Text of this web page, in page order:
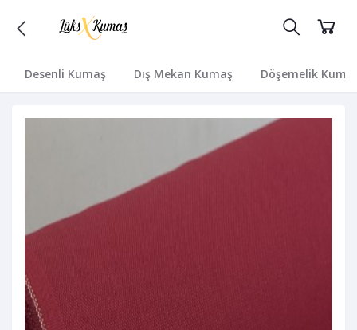
Desenli Kumaş Dış Mekan Kumaş Döşemelik